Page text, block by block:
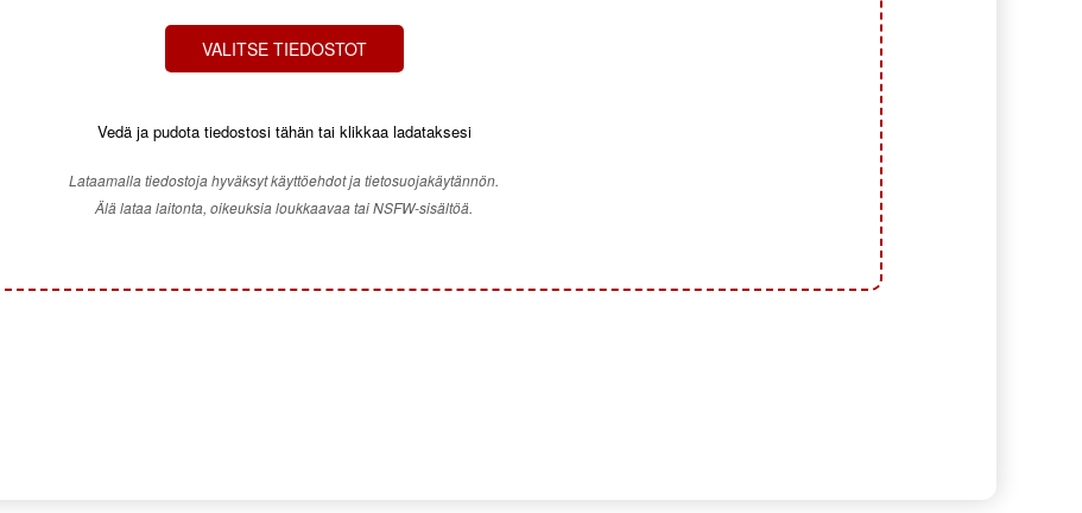
VALITSE TIEDOSTOT
Vedä ja pudota tiedostosi tähän tai klikkaa ladataksesi
Lataamalla tiedostoja hyväksyt käyttöehdot ja tietosuojakäytännön.
Älä lataa laitonta, oikeuksia loukkaavaa tai NSFW-sisältöä.